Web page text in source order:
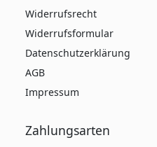
Widerrufsrecht
Widerrufsformular
Datenschutzerklärung
AGB
Impressum
Zahlungsarten